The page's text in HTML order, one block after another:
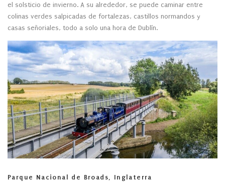
el solsticio de invierno. A su alrededor, se puede caminar entre
colinas verdes salpicadas de fortalezas, castillos normandos y
casas señoriales, todo a solo una hora de Dublín.
Parque Nacional de Broads, Inglaterra